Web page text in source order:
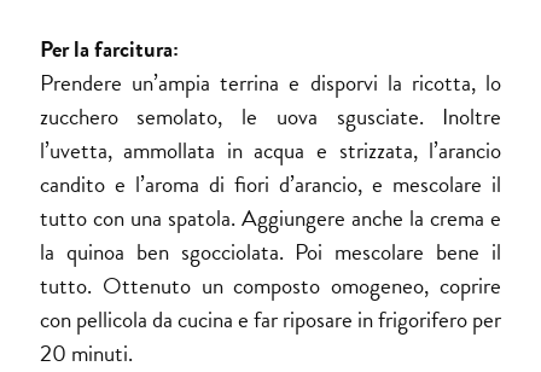
Per la farcitura:
Prendere un’ampia terrina e disporvi la ricotta, lo
zucchero semolato, le uova sgusciate. Inoltre
l’uvetta, ammollata in acqua e strizzata, l’arancio
candito e l’aroma di fiori d’arancio, e mescolare il
tutto con una spatola. Aggiungere anche la crema e
la quinoa ben sgocciolata. Poi mescolare bene il
tutto. Ottenuto un composto omogeneo, coprire
con pellicola da cucina e far riposare in frigorifero per
20 minuti.